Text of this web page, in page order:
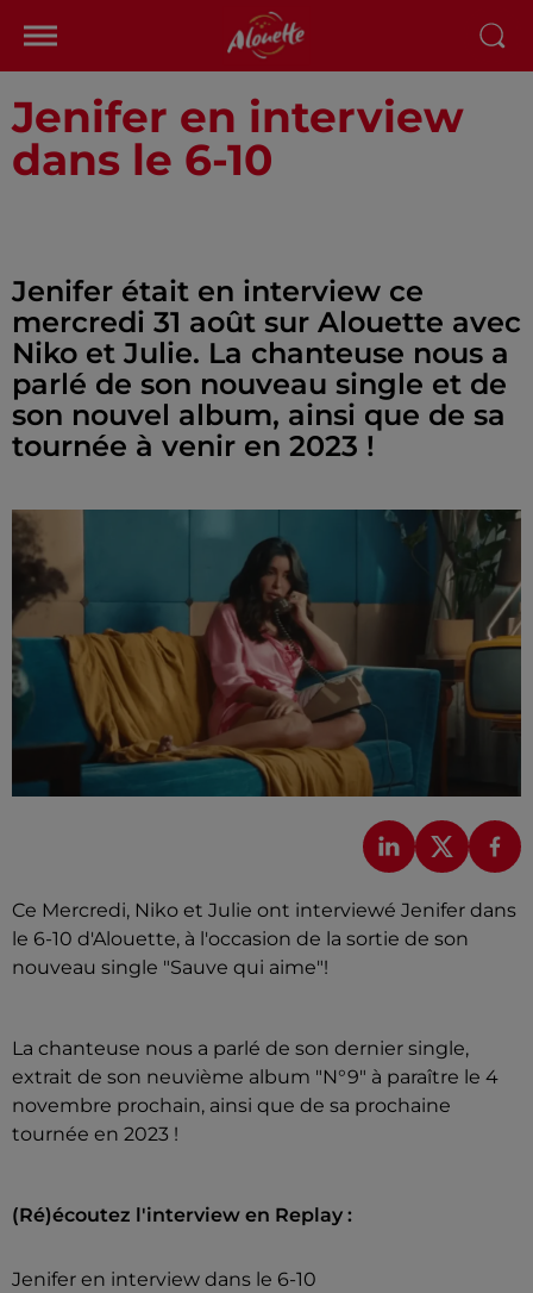
Jenifer en interview
dans le 6-10
Jenifer était en interview ce
mercredi 31 août sur Alouette avec
Niko et Julie. La chanteuse nous a
parlé de son nouveau single et de
son nouvel album, ainsi que de sa
tournée à venir en 2023 !
Ce Mercredi, Niko et Julie ont interviewé Jenifer dans
le 6-10 d'Alouette, à l'occasion de la sortie de son
nouveau single "Sauve qui aime"!
La chanteuse nous a parlé de son dernier single,
extrait de son neuvième album "N°9" à paraître le 4
novembre prochain, ainsi que de sa prochaine
tournée en 2023 !
(Ré)écoutez l'interview en Replay :
Jenifer en interview dans le 6-10